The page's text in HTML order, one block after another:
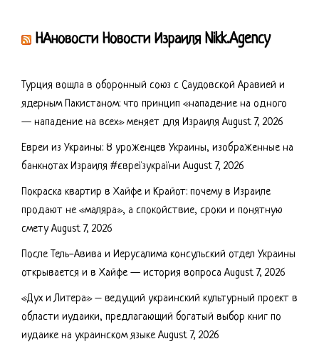
НАновости Новости Израиля Nikk.Agency
Турция вошла в оборонный союз с Саудовской Аравией и
ядерным Пакистаном: что принцип «нападение на одного
— нападение на всех» меняет для Израиля August 7, 2026
Евреи из Украины: 8 уроженцев Украины, изображенные на
банкнотах Израиля #євреїзукраїни August 7, 2026
Покраска квартир в Хайфе и Крайот: почему в Израиле
продают не «маляра», а спокойствие, сроки и понятную
смету August 7, 2026
После Тель-Авива и Иерусалима консульский отдел Украины
открывается и в Хайфе — история вопроса August 7, 2026
«Дух и Литера» – ведущий украинский культурный проект в
области иудаики, предлагающий богатый выбор книг по
иудаике на украинском языке August 7, 2026